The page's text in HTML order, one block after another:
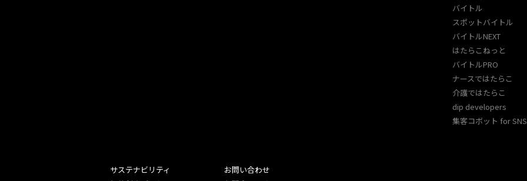
バイトル
スポットバイトル
バイトルNEXT
はたらこねっと
バイトルPRO
ナースではたらこ
介護ではたらこ
dip developers
集客コボット for
サステナビリティ
お問い合わせ